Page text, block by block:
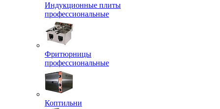
Индукционные плиты
профессиональные
Фритюрницы
профессиональные
Коптильни